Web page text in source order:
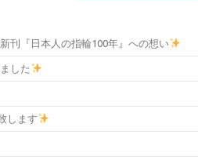
刊『日本人の指輪100年』への想い
した
します